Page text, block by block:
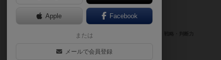
Apple Facebook
または
メールで会員登録